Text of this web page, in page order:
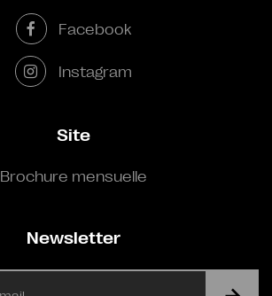
Facebook
Instagram
Site
Brochure mensuelle
Newsletter